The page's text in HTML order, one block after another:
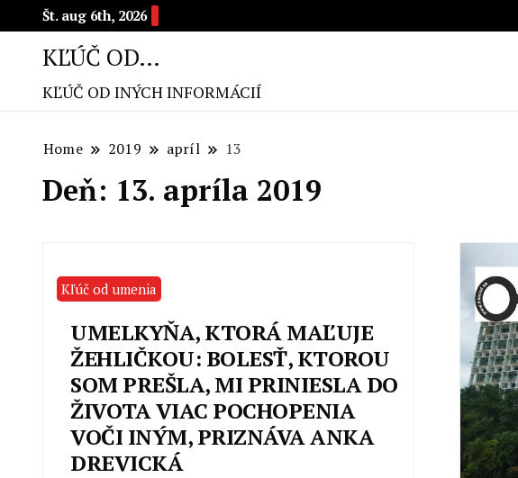
Št. aug 6th, 2026
KĽÚČ OD…
KĽÚČ OD INÝCH INFORMÁCIÍ
Home 2019 apríl 13
Deň: 13. apríla 2019
Kľúč od umenia
UMELKYŇA, KTORÁ MAĽUJE
ŽEHLIČKOU: BOLESŤ, KTOROU
SOM PREŠLA, MI PRINIESLA DO
ŽIVOTA VIAC POCHOPENIA
VOČI INÝM, PRIZNÁVA ANKA
DREVICKÁ